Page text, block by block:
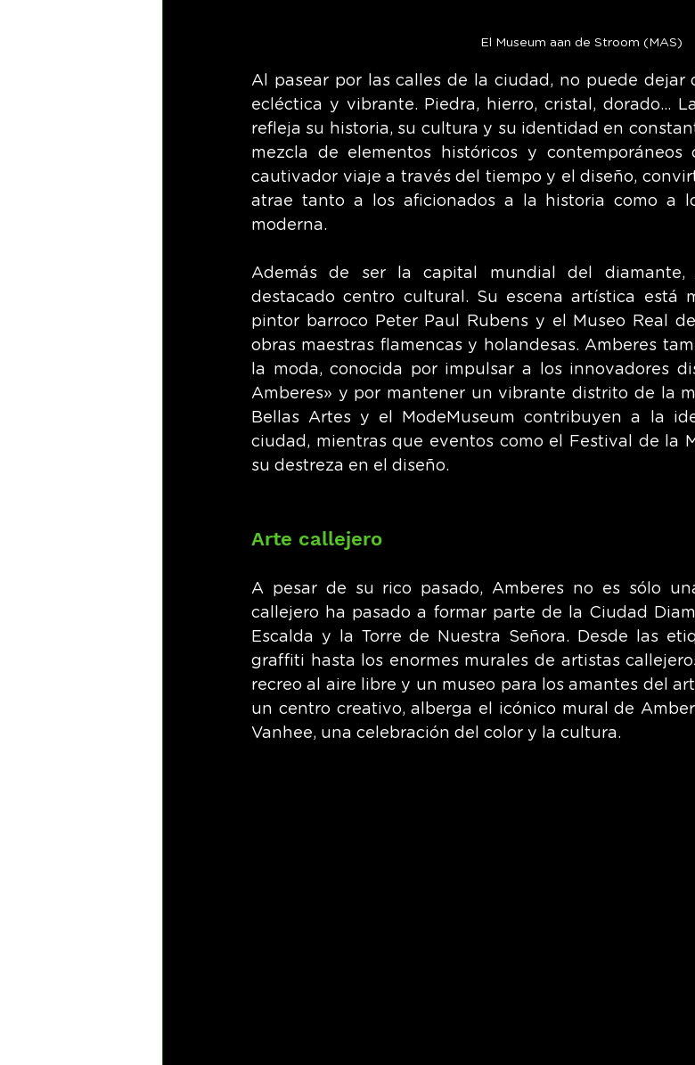
El Museum aan de Stroom (MAS)
Al pasear por las calles de la ciudad, no puede dejar
ecléctica y vibrante. Piedra, hierro, cristal, dorado...
refleja su historia, su cultura y su identidad en
mezcla de elementos históricos y
cautivador viaje a través del tiempo y el diseño,
atrae tanto a los aficionados a la historia como a
moderna.
Además de ser la capital mundial del diamante,
destacado centro cultural. Su escena artística está
pintor barroco Peter Paul Rubens y el Museo Real
obras maestras flamencas y holandesas. Amberes
la moda, conocida por impulsar a los innovadores
Amberes» y por mantener un vibrante distrito de la
Bellas Artes y el ModeMuseum contribuyen a la
ciudad, mientras que eventos como el Festival de la
su destreza en el diseño.
Arte callejero
A pesar de su rico pasado, Amberes no es sólo
callejero ha pasado a formar parte de la Ciudad
Escalda y la Torre de Nuestra Señora. Desde las
graffiti hasta los enormes murales de artistas
recreo al aire libre y un museo para los amantes del
un centro creativo, alberga el icónico mural de
Vanhee, una celebración del color y la cultura.